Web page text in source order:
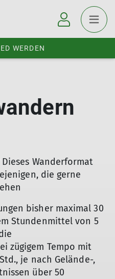
WERDEN
Wanderformat
die gerne
bisher maximal 30
Stundenmittel von 5
zügigem Tempo mit
je nach Gelände-,
über 50